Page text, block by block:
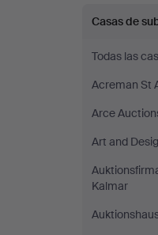
Brühl
Casas de
Todas las
Acreman St
Arce
Art and
Kalmar